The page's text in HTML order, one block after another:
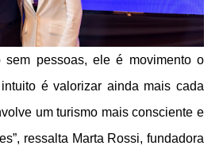
sem pessoas, ele é movimento o
é valorizar ainda mais cada
um turismo mais consciente e
ressalta Marta Rossi, fundadora